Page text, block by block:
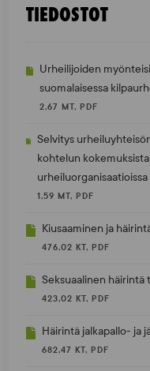
TIEDOSTOT
Urheilijoiden
suomalaisessa
2,67 MT, PDF
Selvitys
kohtelun
urheiluorganisaatioissa
1,59 MT, PDF
Kiusaaminen ja
476,02 KT, PDF
Seksuaalinen häirintä
423,02 KT, PDF
Häirintä jalkapallo- ja
682,47 KT, PDF